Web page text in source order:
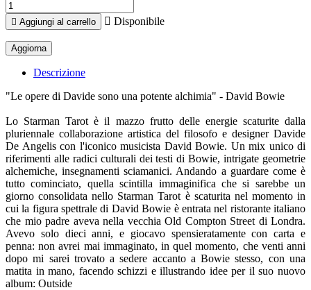
 Aggiungi al carrello  Disponibile
Descrizione
"Le opere di Davide sono una potente alchimia" - David Bowie
Lo Starman Tarot è il mazzo frutto delle energie scaturite dalla
pluriennale collaborazione artistica del filosofo e designer Davide
De Angelis con l'iconico musicista David Bowie. Un mix unico di
riferimenti alle radici culturali dei testi di Bowie, intrigate geometrie
alchemiche, insegnamenti sciamanici. Andando a guardare come è
tutto cominciato, quella scintilla immaginifica che si sarebbe un
giorno consolidata nello Starman Tarot è scaturita nel momento in
cui la figura spettrale di David Bowie è entrata nel ristorante italiano
che mio padre aveva nella vecchia Old Compton Street di Londra.
Avevo solo dieci anni, e giocavo spensieratamente con carta e
penna: non avrei mai immaginato, in quel momento, che venti anni
dopo mi sarei trovato a sedere accanto a Bowie stesso, con una
matita in mano, facendo schizzi e illustrando idee per il suo nuovo
album: Outside